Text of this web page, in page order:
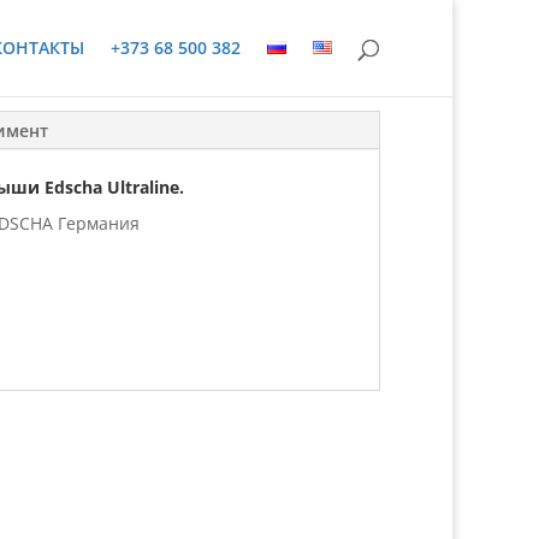
+373 68 500 382
Edscha Ultraline.
Германия